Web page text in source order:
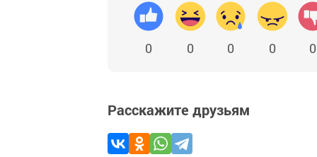
0 0 0 0 0
Расскажите друзьям